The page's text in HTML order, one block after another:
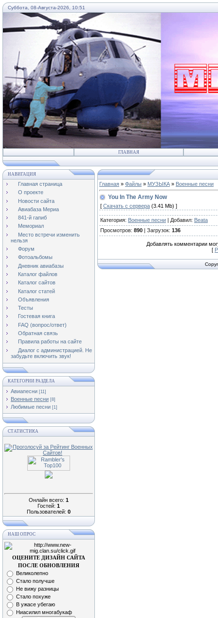
Суббота, 08-Августа-2026, 10:51
...
ГЛАВНАЯ
НАВИГАЦИЯ
Главная страница
О проекте
Новости сайта
Авиабаза Мериа
841-й гапиб
Мемориал
Место встречи изменить
нельзя
Форум
Фотоальбомы
Дневник авиабазы
Каталог файлов
Каталог сайтов
Каталог статей
Объявления
Тесты
Гостевая книга
FAQ (вопрос/ответ)
Обратная связь
Правила работы на сайте
Диалог с администрацией. Не
забудьте включить звук!
КАТЕГОРИИ РАЗДЕЛА
Авиапесни [11]
Военные песни [8]
Любимые песни [1]
СТАТИСТИКА
Онлайн всего: 1
Гостей: 1
Пользователей: 0
НАШ ОПРОС
ОЦЕНИТЕ ДИЗАЙН САЙТА
ПОСЛЕ ОБНОВЛЕНИЯ
Великолепно
Стало получше
Не вижу разницы
Стало похуже
В ужасе убегаю
Ниасилил многабукаф
Главная » Файлы » МУЗЫКА » Военные песни
You In The Army Now
[ Скачать с сервера (3.41 Mb) ]
Категория: Военные песни | Добавил: Beata
Просмотров: 890 | Загрузок: 136
Добавлять комментарии
[